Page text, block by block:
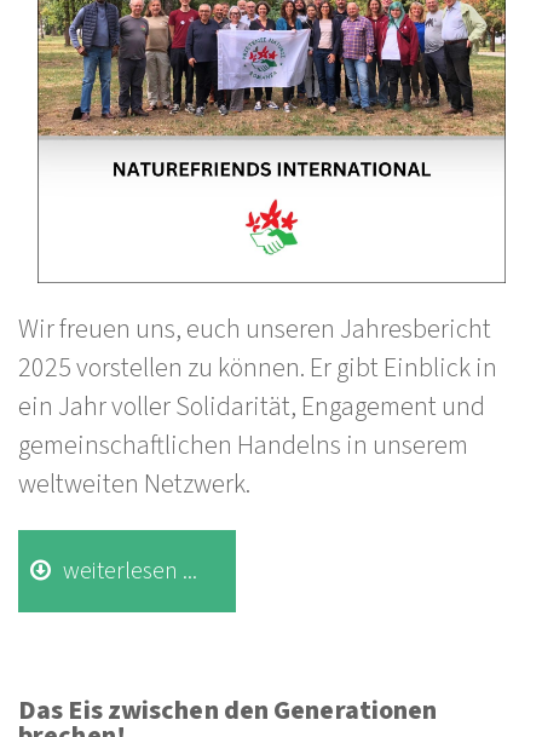
Wir freuen uns, euch unseren Jahresbericht
2025 vorstellen zu können. Er gibt Einblick in
ein Jahr voller Solidarität, Engagement und
gemeinschaftlichen Handelns in unserem
weltweiten Netzwerk.
weiterlesen ...
Das Eis zwischen den Generationen